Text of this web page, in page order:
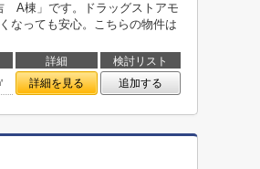
A棟」です。ドラッグストアモ
なっても安心。こちらの物件は
詳細
検討リスト
詳細を見る 追加する